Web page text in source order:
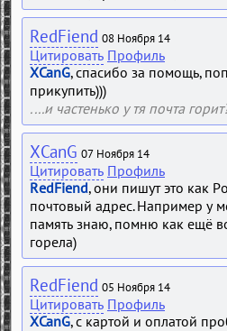
RedFiend 08 Ноября 14
Цитировать Профиль
XCanG, спасибо за помощь,
прикупить)))
....и частенько у тя почта
XCanG 07 Ноября 14
Цитировать Профиль
RedFiend, они пишут это как
почтовый адрес. Например у
память знаю, помню как ещё
горела)
RedFiend 05 Ноября 14
Цитировать Профиль
XCanG, с картой и оплатой